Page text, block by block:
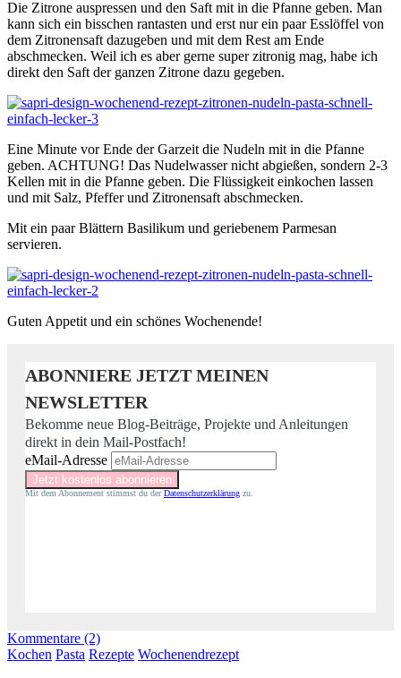
Die Zitrone auspressen und den Saft mit in die Pfanne geben. Man
kann sich ein bisschen rantasten und erst nur ein paar Esslöffel von
dem Zitronensaft dazugeben und mit dem Rest am Ende
abschmecken. Weil ich es aber gerne super zitronig mag, habe ich
direkt den Saft der ganzen Zitrone dazu gegeben.
Eine Minute vor Ende der Garzeit die Nudeln mit in die Pfanne
geben. ACHTUNG! Das Nudelwasser nicht abgießen, sondern 2-3
Kellen mit in die Pfanne geben. Die Flüssigkeit einkochen lassen
und mit Salz, Pfeffer und Zitronensaft abschmecken.
Mit ein paar Blättern Basilikum und geriebenem Parmesan
servieren.
Guten Appetit und ein schönes Wochenende!
ABONNIERE JETZT MEINEN
NEWSLETTER
Bekomme neue Blog-Beiträge, Projekte und Anleitungen
direkt in dein Mail-Postfach!
eMail-Adresse
Mit dem Abonnement stimmst du derDatenschutzerklärung zu.
Kommentare (2)
Kochen Pasta Rezepte Wochenendrezept